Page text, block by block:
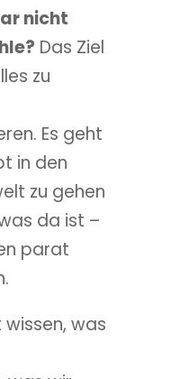
nicht
Das Ziel
zu
Es geht
in den
zu gehen
da ist –
parat
was